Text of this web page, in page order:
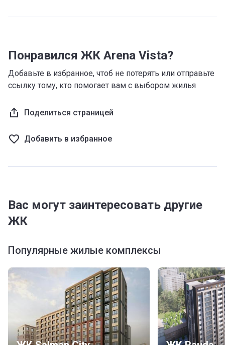
Понравился ЖК Arena Vista?
Добавьте в избранное, чтоб не потерять или отправьте
ссылку тому, кто помогает вам с выбором жилья
Поделиться страницей
Добавить в избранное
Вас могут заинтересовать другие
ЖК
Популярные жилые комплексы